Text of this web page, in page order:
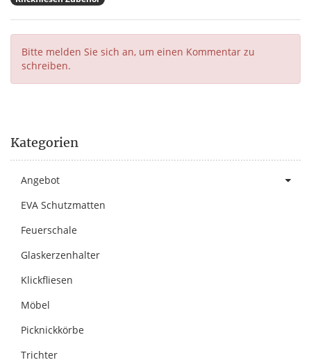
Bitte melden Sie sich an, um einen Kommentar zu
schreiben.
Kategorien
Angebot
EVA Schutzmatten
Feuerschale
Glaskerzenhalter
Klickfliesen
Möbel
Picknickkörbe
Trichter